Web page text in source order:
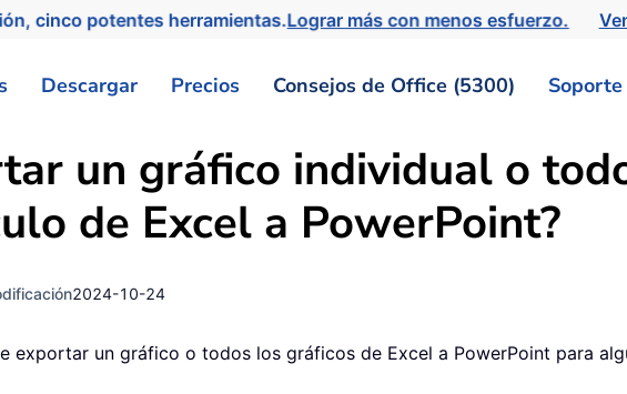
cinco potentes herramientas.Lograr más con menos esfuerzo.
Descargar Precios Consejos de Office (5300) Soporte
un gráfico individual o
de Excel a PowerPoint?
2024-10-24
exportar un gráfico o todos los gráficos de Excel a PowerPoint para